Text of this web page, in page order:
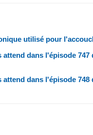
utilisé pour
dans l'épisode 747
dans l'épisode 748